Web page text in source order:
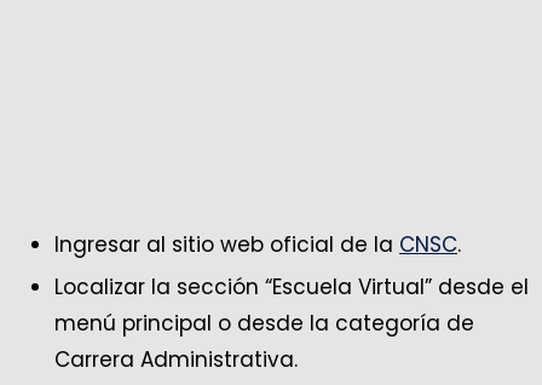
Ingresar al sitio web oficial de la CNSC.
Localizar la sección “Escuela Virtual” desde el
menú principal o desde la categoría de
Carrera Administrativa.